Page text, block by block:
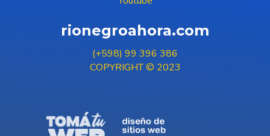
rionegroahora.com
(+598) 99 396 386
COPYRIGHT © 2023